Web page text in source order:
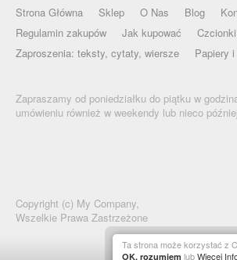
Strona Główna Sklep O Nas Blog
Regulamin zakupów
Jak kupować
Czcionki
Zaproszenia: teksty, cytaty, wiersze
Papiery
Zapraszamy od poniedziałku do piątku w
umówieniu również w weekendy lub nieco
Copyright (c) My Company,
Wszelkie Prawa Zastrzeżone
Ta strona może korzystać z
OK, rozumiem lubWięcej